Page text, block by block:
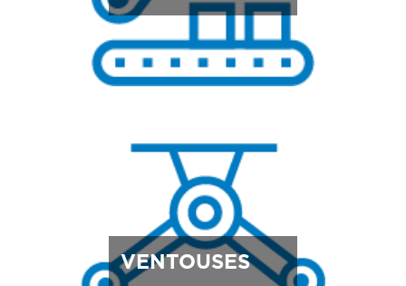
VENTOUSES